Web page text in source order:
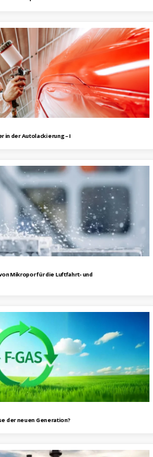
in der Autolackierung – I
Mikropor für die Luftfahrt- und
der neuen Generation?